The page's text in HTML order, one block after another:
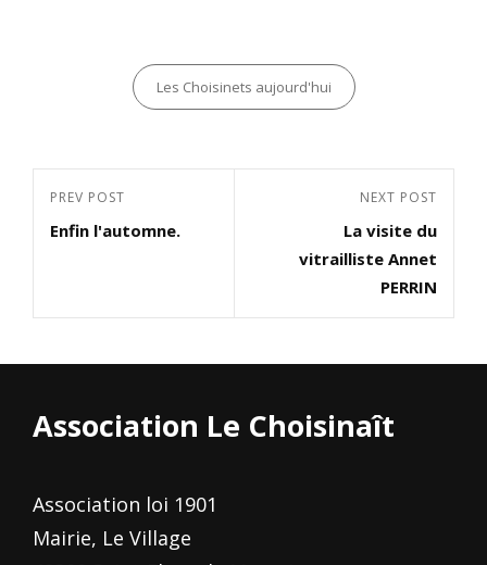
Categories
Les Choisinets aujourd'hui
Navigation
de
l’article
Previous
Post
PREV POST
Enfin l'automne.
NEXT POST
La visite du
vitrailliste Annet
PERRIN
Association Le Choisinaît
Association loi 1901
Mairie, Le Village